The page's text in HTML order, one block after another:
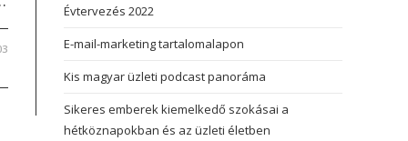
Évtervezés 2022
E-mail-marketing tartalomalapon
Kis magyar üzleti podcast panoráma
Sikeres emberek kiemelkedő szokásai a
hétköznapokban és az üzleti életben